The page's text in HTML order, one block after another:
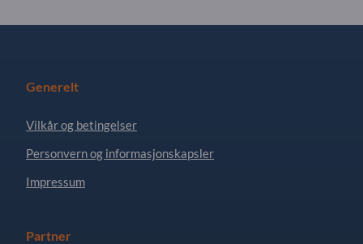
Generelt
Vilkår og betingelser
Personvern og informasjonskapsler
Impressum
Partner